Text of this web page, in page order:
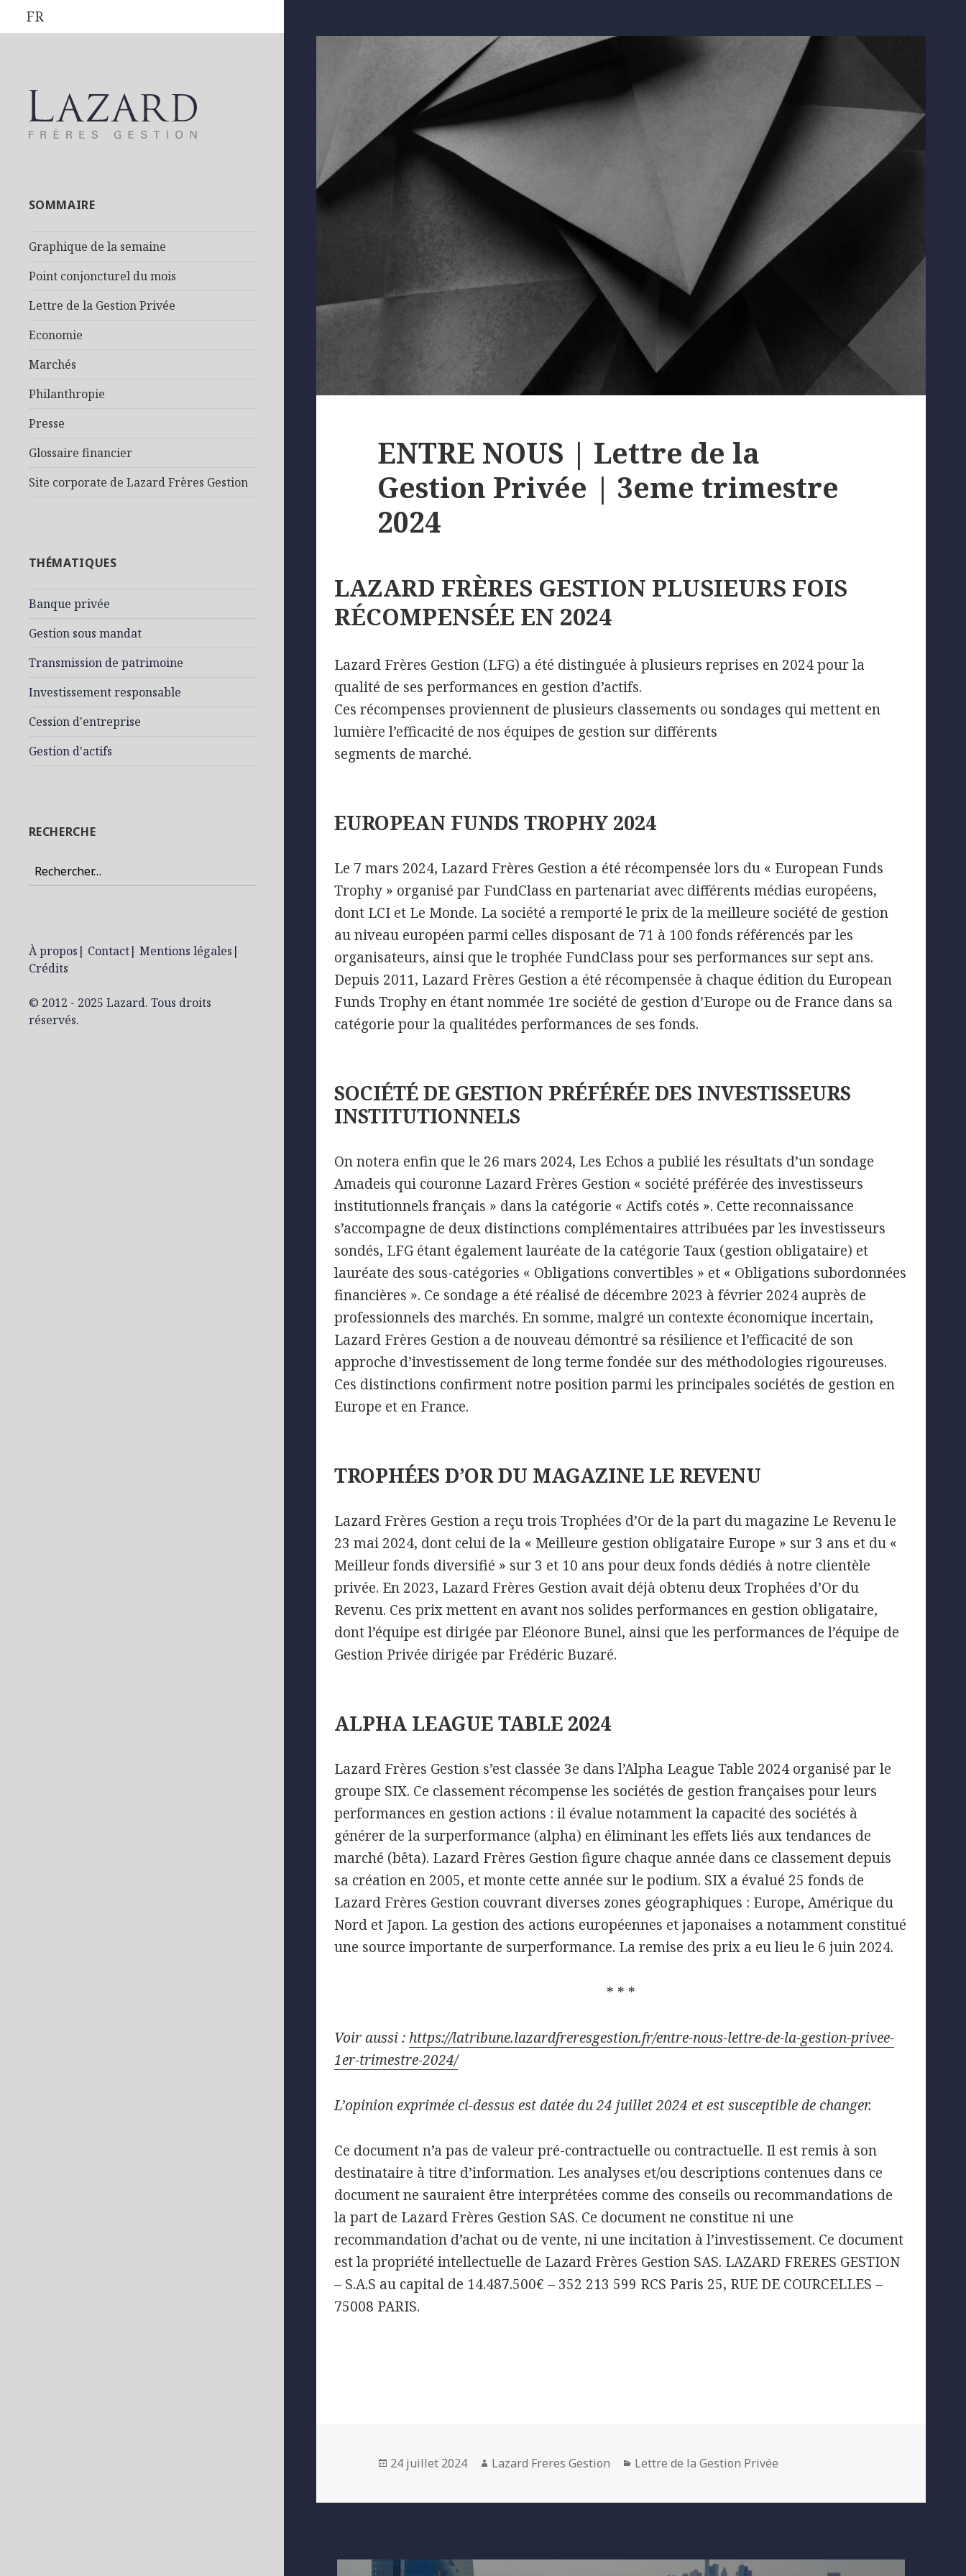
FR
SOMMAIRE
Graphique de la semaine
Point conjoncturel du mois
Lettre de la Gestion Privée
Economie
Marchés
Philanthropie
Presse
Glossaire financier
Site corporate de Lazard Frères Gestion
THÉMATIQUES
Banque privée
Gestion sous mandat
Transmission de patrimoine
Investissement responsable
Cession d'entreprise
Gestion d'actifs
RECHERCHE
Rechercher :
À propos | Contact| Mentions légales |
Crédits
© 2012 - 2025 Lazard. Tous droits
réservés.
ENTRE NOUS | Lettre de la
Gestion Privée | 3eme trimestre
2024
LAZARD FRÈRES GESTION PLUSIEURS FOIS
RÉCOMPENSÉE EN 2024
Lazard Frères Gestion (LFG) a été distinguée à plusieurs reprises en 2024 pour la
qualité de ses performances en gestion d’actifs.
Ces récompenses proviennent de plusieurs classements ou sondages qui mettent en
lumière l’efficacité de nos équipes de gestion sur différents
segments de marché.
EUROPEAN FUNDS TROPHY 2024
Le 7 mars 2024, Lazard Frères Gestion a été récompensée lors du « European Funds
Trophy » organisé par FundClass en partenariat avec différents médias européens,
dont LCI et Le Monde. La société a remporté le prix de la meilleure société de gestion
au niveau européen parmi celles disposant de 71 à 100 fonds référencés par les
organisateurs, ainsi que le trophée FundClass pour ses performances sur sept ans.
Depuis 2011, Lazard Frères Gestion a été récompensée à chaque édition du European
Funds Trophy en étant nommée 1re société de gestion d’Europe ou de France dans sa
catégorie pour la qualitédes performances de ses fonds.
SOCIÉTÉ DE GESTION PRÉFÉRÉE DES INVESTISSEURS
INSTITUTIONNELS
On notera enfin que le 26 mars 2024, Les Echos a publié les résultats d’un sondage
Amadeis qui couronne Lazard Frères Gestion « société préférée des investisseurs
institutionnels français » dans la catégorie « Actifs cotés ». Cette reconnaissance
s’accompagne de deux distinctions complémentaires attribuées par les investisseurs
sondés, LFG étant également lauréate de la catégorie Taux (gestion obligataire) et
lauréate des sous-catégories « Obligations convertibles » et « Obligations subordonnées
financières ». Ce sondage a été réalisé de décembre 2023 à février 2024 auprès de
professionnels des marchés. En somme, malgré un contexte économique incertain,
Lazard Frères Gestion a de nouveau démontré sa résilience et l’efficacité de son
approche d’investissement de long terme fondée sur des méthodologies rigoureuses.
Ces distinctions confirment notre position parmi les principales sociétés de gestion en
Europe et en France.
TROPHÉES D’OR DU MAGAZINE LE REVENU
Lazard Frères Gestion a reçu trois Trophées d’Or de la part du magazine Le Revenu le
23 mai 2024, dont celui de la « Meilleure gestion obligataire Europe » sur 3 ans et du «
Meilleur fonds diversifié » sur 3 et 10 ans pour deux fonds dédiés à notre clientèle
privée. En 2023, Lazard Frères Gestion avait déjà obtenu deux Trophées d’Or du
Revenu. Ces prix mettent en avant nos solides performances en gestion obligataire,
dont l’équipe est dirigée par Eléonore Bunel, ainsi que les performances de l’équipe de
Gestion Privée dirigée par Frédéric Buzaré.
ALPHA LEAGUE TABLE 2024
Lazard Frères Gestion s’est classée 3e dans l’Alpha League Table 2024 organisé par le
groupe SIX. Ce classement récompense les sociétés de gestion françaises pour leurs
performances en gestion actions : il évalue notamment la capacité des sociétés à
générer de la surperformance (alpha) en éliminant les effets liés aux tendances de
marché (bêta). Lazard Frères Gestion figure chaque année dans ce classement depuis
sa création en 2005, et monte cette année sur le podium. SIX a évalué 25 fonds de
Lazard Frères Gestion couvrant diverses zones géographiques : Europe, Amérique du
Nord et Japon. La gestion des actions européennes et japonaises a notamment constitué
une source importante de surperformance. La remise des prix a eu lieu le 6 juin 2024.
* * *
Voir aussi : https://latribune.lazardfreresgestion.fr/entre-nous-lettre-de-la-gestion-privee-
1er-trimestre-2024/
L’opinion exprimée ci-dessus est datée du 24 juillet 2024 et est susceptible de changer.
Ce document n’a pas de valeur pré-contractuelle ou contractuelle. Il est remis à son
destinataire à titre d’information. Les analyses et/ou descriptions contenues dans ce
document ne sauraient être interprétées comme des conseils ou recommandations de
la part de Lazard Frères Gestion SAS. Ce document ne constitue ni une
recommandation d’achat ou de vente, ni une incitation à l’investissement. Ce document
est la propriété intellectuelle de Lazard Frères Gestion SAS. LAZARD FRERES GESTION
– S.A.S au capital de 14.487.500€ – 352 213 599 RCS Paris 25, RUE DE COURCELLES –
75008 PARIS.
Posted
24 juillet 2024 Author
Lazard Freres Gestion Categories
Lettre de la Gestion Privée
Navigation